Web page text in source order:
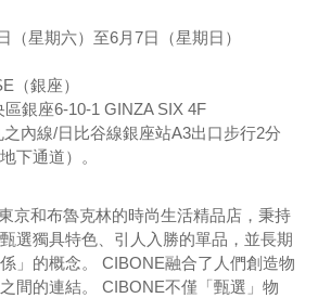
（星期六）至6月7日（星期日）
（銀座）
銀座6-10-1 GINZA SIX 4F
內線/日比谷線銀座站A3出口步行2分
下通道）。
京和布魯克林的時尚生活精品店，秉持
選獨具特色、引人入勝的單品，並長期
」的概念。 CIBONE融合了人們創造物
間的連結。 CIBONE不僅「甄選」物